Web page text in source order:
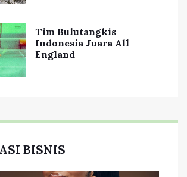
Tim Bulutangkis
Indonesia Juara All
England
BISNIS